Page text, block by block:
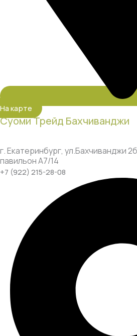
На карте
Суоми Трейд Бахчиванджи
г. Екатеринбург, ул.Бахчиванджи
павильон А7/14
+7 (922) 215-28-08